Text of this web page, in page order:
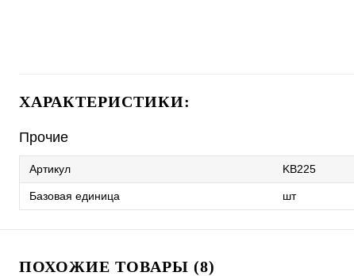
ХАРАКТЕРИСТИКИ:
Прочие
Артикул KB225
Базовая единица шт
ПОХОЖИЕ ТОВАРЫ (8)